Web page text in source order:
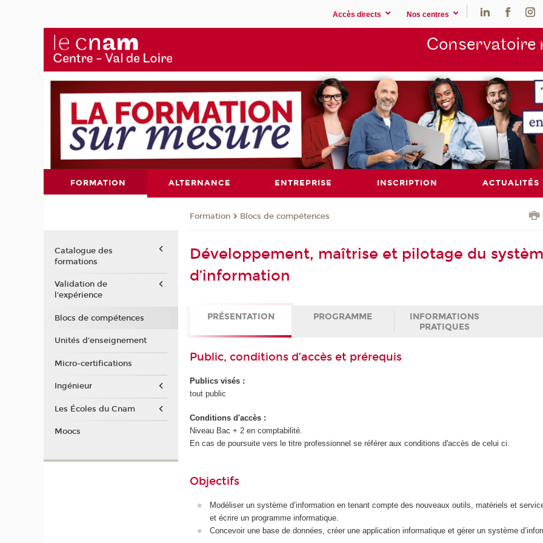
Accès directs Nos centres
Conservatoire
FORMATION ALTERNANCE ENTREPRISE INSCRIPTION ACTUALITÉS
Formation Blocs de compétences
Développement, maîtrise et pilotage du
d’information
PRÉSENTATION PROGRAMME
INFORMATIONS
PRATIQUES
Public, conditions d’accès et prérequis
Publics visés :
tout public
Conditions d'accès :
Niveau Bac + 2 en comptabilité.
En cas de poursuite vers le titre professionnel se référer aux conditions d'accès de celui ci.
Objectifs
Modéliser un système d’information en tenant compte des nouveaux outils, matériels et
et écrire un programme informatique.
Concevoir une base de données, créer une application informatique et gérer un système
Catalogue des
formations
Validation de
l'expérience
Blocs de compétences
Unités d'enseignement
Micro-certifications
Ingénieur
Les Écoles du Cnam
Moocs